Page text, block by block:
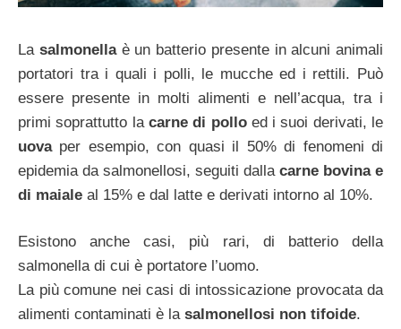
La salmonellaè un batterio presente in alcuni animali
portatori tra i quali i polli, le mucche ed i rettili. Può
essere presente in molti alimenti e nell’acqua, tra i
primi soprattutto la carne di polloed i suoi derivati, le
uovaper esempio, con quasi il 50% di fenomeni di
epidemia da salmonellosi, seguiti dalla carne bovina e
di maiale al 15% e dal latte e derivati intorno al 10%.
Esistono anche casi, più rari, di batterio della
salmonella di cui è portatore l’uomo.
La più comune nei casi di intossicazione provocata da
alimenti contaminati è la salmonellosi non tifoide.